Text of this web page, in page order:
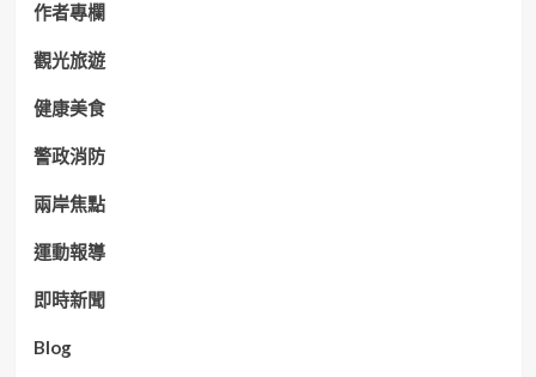
作者專欄
觀光旅遊
健康美食
警政消防
兩岸焦點
運動報導
即時新聞
Blog